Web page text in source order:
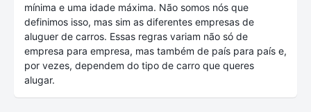
mínima e uma idade máxima. Não somos nós que
definimos isso, mas sim as diferentes empresas de
aluguer de carros. Essas regras variam não só de
empresa para empresa, mas também de país para país e,
por vezes, dependem do tipo de carro que queres
alugar.